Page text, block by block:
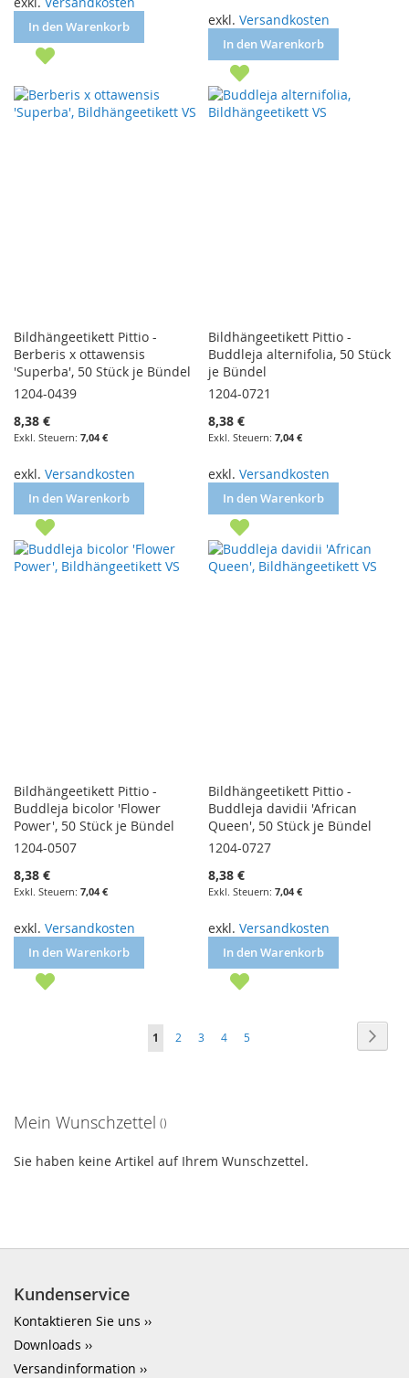
In den Warenkorb exkl.Versandkosten
In den Warenkorb
Bildhängeetikett Pittio -
Berberis x ottawensis
'Superba', 50 Stück je Bündel
1204-0439
8,38 €
7,04 €
exkl. Versandkosten
In den Warenkorb
Bildhängeetikett Pittio -
Buddleja alternifolia, 50 Stück
je Bündel
1204-0721
8,38 €
7,04 €
exkl.Versandkosten
In den Warenkorb
Bildhängeetikett Pittio -
Buddleja bicolor 'Flower
Power', 50 Stück je Bündel
1204-0507
8,38 €
7,04 €
exkl. Versandkosten
In den Warenkorb
Bildhängeetikett Pittio -
Buddleja davidii 'African
Queen', 50 Stück je Bündel
1204-0727
8,38 €
7,04 €
exkl.Versandkosten
In den Warenkorb
Seite
Sie
Seite
1 Seite
2 Seite
3 Seite
4 Seite
5
Mein Wunschzettel
Sie haben keine Artikel auf Ihrem Wunschzettel.
Kundenservice
Kontaktieren Sie uns
Downloads
Versandinformation